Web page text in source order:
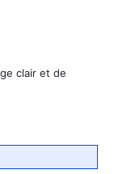
clair et de